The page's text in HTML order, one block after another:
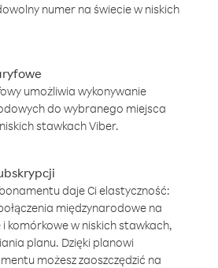
numer na świecie w niskich
umożliwia wykonywanie
do wybranego miejsca
stawkach Viber.
daje Ci elastyczność:
międzynarodowe na
komórkowe w niskich stawkach,
planu. Dzięki planowi
możesz zaoszczędzić na